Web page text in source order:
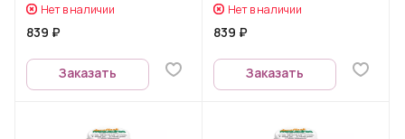
Нет в наличии
839 ₽
Заказать
Нет в наличии
839 ₽
Заказать